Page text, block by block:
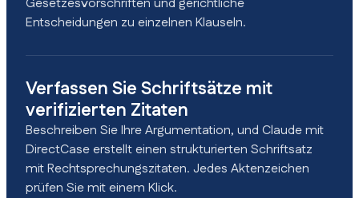
Entscheidungen zu einzelnen Klauseln.
Verfassen Sie Schriftsätze mit
verifizierten Zitaten
Beschreiben Sie Ihre Argumentation, und Claude mit
DirectCase erstellt einen strukturierten Schriftsatz
mit Rechtsprechungszitaten. Jedes Aktenzeichen
prüfen Sie mit einem Klick.